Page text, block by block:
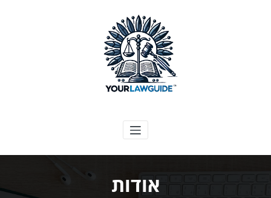
המדריך המשפטי שלך
אודות